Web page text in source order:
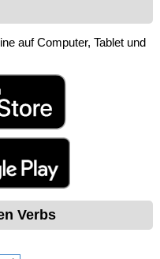
auf Computer, Tablet und
Verbs